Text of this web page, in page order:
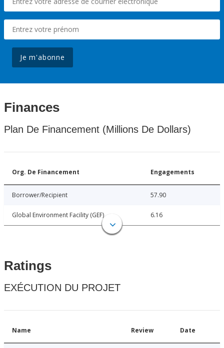
Je m'abonne
Finances
Plan De Financement (Millions De Dollars)
Org. De Financement Engagements
Borrower/Recipient 57.90
Global Environment Facility (GEF) 6.16
Ratings
EXÉCUTION DU PROJET
Name Review Date